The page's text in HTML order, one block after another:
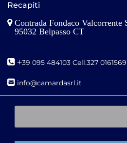
Recapiti
Contrada Fondaco Valcorrente
95032 Belpasso CT
+39 095 484103 Cell.327
info@camardasrl.it